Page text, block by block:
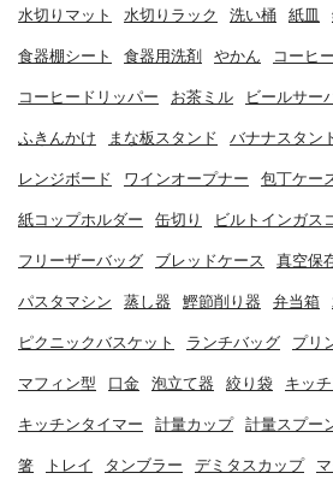
水切りマット 水切りラック 洗い桶 紙皿
食器棚シート 食器用洗剤 やかん コーヒ
コーヒードリッパー お茶ミル ビールサー
ふきんかけ まな板スタンド バナナスタン
レンジボード ワインオープナー 包丁ケー
紙コップホルダー 缶切り ビルトインガス
フリーザーバッグ ブレッドケース 真空保
パスタマシン 蒸し器 鰹節削り器 弁当箱
ピクニックバスケット ランチバッグ プリ
マフィン型 口金 泡立て器 絞り袋 キッ
キッチンタイマー 計量カップ 計量スプー
箸 トレイ タンブラー デミタスカップ